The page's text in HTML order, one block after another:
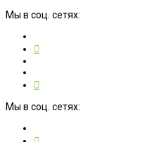
Мы в соц. сетях:
Мы в соц. сетях: